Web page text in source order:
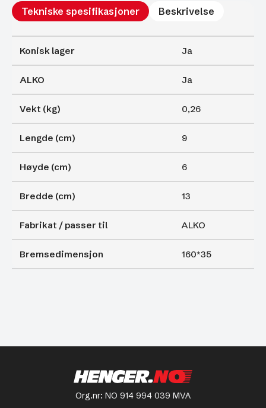
Tekniske spesifikasjoner Beskrivelse
Konisk lager Ja
ALKO Ja
Vekt (kg) 0,26
Lengde (cm) 9
Høyde (cm) 6
Bredde (cm) 13
Fabrikat / passer til ALKO
Bremsedimensjon 160*35
Org.nr: NO 914 994 039 MVA